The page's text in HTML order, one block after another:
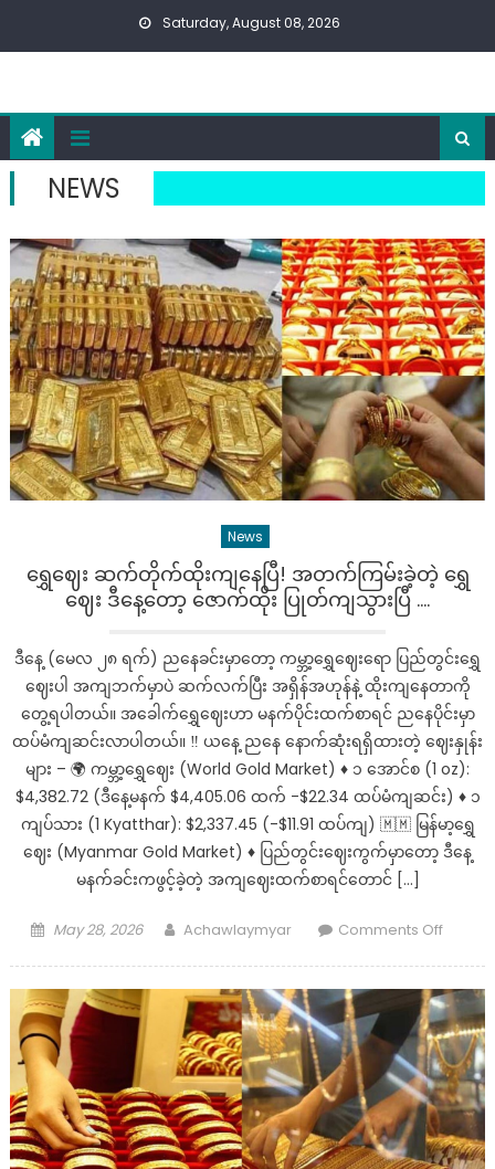
Saturday, August 08, 2026
NEWS
News
ရွှေဈေး ဆက်တိုက်ထိုးကျနေပြီ! အတက်ကြမ်းခဲ့တဲ့ ရွှေ
ဈေး ဒီနေ့တော့ ဇောက်ထိုး ပြုတ်ကျသွားပြီ ….
ဒီနေ့ (မေလ ၂၈ ရက်) ညနေခင်းမှာတော့ ကမ္ဘာ့ရွှေဈေးရော ပြည်တွင်းရွှေ
ဈေးပါ အကျဘက်မှာပဲ ဆက်လက်ပြီး အရှိန်အဟုန်နဲ့ ထိုးကျနေတာကို
တွေ့ရပါတယ်။ အခေါက်ရွှေဈေးဟာ မနက်ပိုင်းထက်စာရင် ညနေပိုင်းမှာ
ထပ်မံကျဆင်းလာပါတယ်။ ‼️ ယနေ့ ညနေ နောက်ဆုံးရရှိထားတဲ့ ဈေးနှုန်း
များ – 🌍 ကမ္ဘာ့ရွှေဈေး (World Gold Market) ♦️ ၁ အောင်စ (1 oz):
$4,382.72 (ဒီနေ့မနက် $4,405.06 ထက် -$22.34 ထပ်မံကျဆင်း) ♦️ ၁
ကျပ်သား (1 Kyatthar): $2,337.45 (-$11.91 ထပ်ကျ) 🇲🇲 မြန်မာ့ရွှေ
ဈေး (Myanmar Gold Market) ♦️ ပြည်တွင်းဈေးကွက်မှာတော့ ဒီနေ့
မနက်ခင်းကဖွင့်ခဲ့တဲ့ အကျဈေးထက်စာရင်တောင် […]
Posted
May 28, 2026 Author
Achawlaymyar Comments Offon
ဆက်တို
ထိုး
ကျနေ
ပြီ!
အတက်
ကြမ်း
ခဲ့